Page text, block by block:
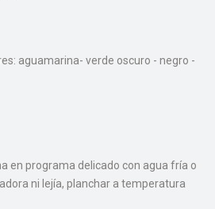
aguamarina- verde oscuro - negro -
en programa delicado con agua fría o
ni lejía, planchar a temperatura